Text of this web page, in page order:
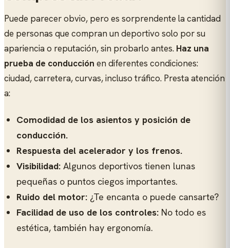
Puede parecer obvio, pero es sorprendente la cantidad
de personas que compran un deportivo solo por su
apariencia o reputación, sin probarlo antes. Haz una
prueba de conducción en diferentes condiciones:
ciudad, carretera, curvas, incluso tráfico. Presta atención
a:
Comodidad de los asientos y posición de
conducción.
Respuesta del acelerador y los frenos.
Visibilidad: Algunos deportivos tienen lunas
pequeñas o puntos ciegos importantes.
Ruido del motor: ¿Te encanta o puede cansarte?
Facilidad de uso de los controles: No todo es
estética, también hay ergonomía.